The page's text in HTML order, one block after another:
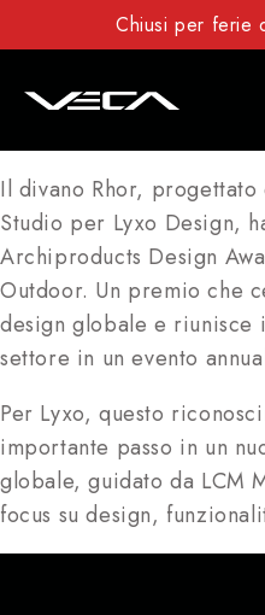
Chiusi per ferie
Il divano Rhor, progettato
Studio per Lyxo Design,
Archiproducts Design
Outdoor. Un premio che
design globale e
settore in un evento
Per Lyxo, questo
importante passo in un
globale, guidato da LCM
focus su design,